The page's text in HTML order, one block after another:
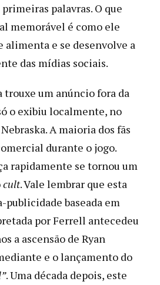
palavras. O que
memorável é como ele
alimenta e se desenvolve a
das mídias sociais.
trouxe um anúncio fora da
o exibiu localmente, no
A maioria dos fãs
durante o jogo.
rapidamente se tornou um
cult. Vale lembrar que esta
publicidade baseada em
por Ferrell antecedeu
a ascensão de Ryan
e o lançamento do
. Uma década depois, este